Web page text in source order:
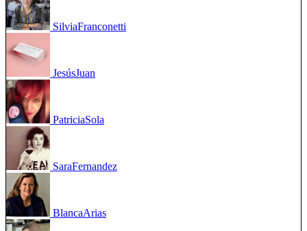
SilviaFranconetti
JesúsJuan
PatriciaSola
SaraFernandez
BlancaArias